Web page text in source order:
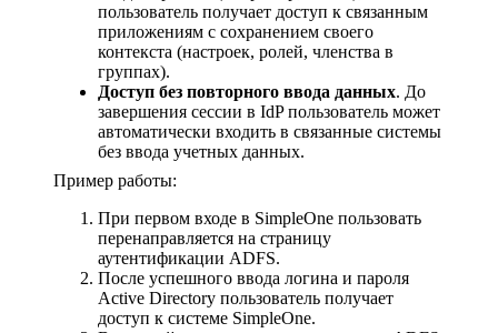
пользователь получает доступ к связанным
приложениям с сохранением своего
контекста (настроек, ролей, членства в
группах).
Доступ без повторного ввода данных. До
завершения сессии в IdP пользователь может
автоматически входить в связанные системы
без ввода учетных данных.
Пример работы:
При первом входе в SimpleOne пользовать
перенаправляется на страницу
аутентификации ADFS.
После успешного ввода логина и пароля
Active Directory пользователь получает
доступ к системе SimpleOne.